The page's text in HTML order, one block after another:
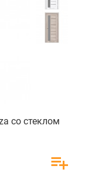
со стеклом